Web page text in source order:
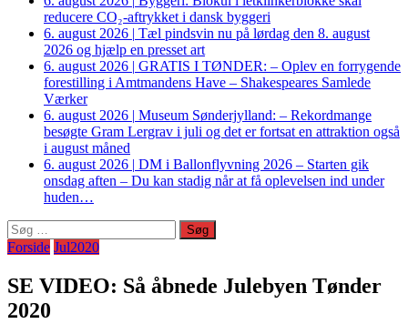
reducere CO₂-aftrykket i dansk byggeri
6. august 2026 | Tæl pindsvin nu på lørdag den 8. august
2026 og hjælp en presset art
6. august 2026 | GRATIS I TØNDER: – Oplev en forrygende
forestilling i Amtmandens Have – Shakespeares Samlede
Værker
6. august 2026 | Museum Sønderjylland: – Rekordmange
besøgte Gram Lergrav i juli og det er fortsat en attraktion også
i august måned
6. august 2026 | DM i Ballonflyvning 2026 – Starten gik
onsdag aften – Du kan stadig når at få oplevelsen ind under
huden…
Søg
efter:
Forside Jul2020
SE VIDEO: Så åbnede Julebyen Tønder
2020